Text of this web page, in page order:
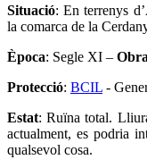
Situació: En terrenys
la comarca de la
Època: Segle XI –
Protecció: BCIL -
Estat: Ruïna total.
actualment, es podria
qualsevol cosa.